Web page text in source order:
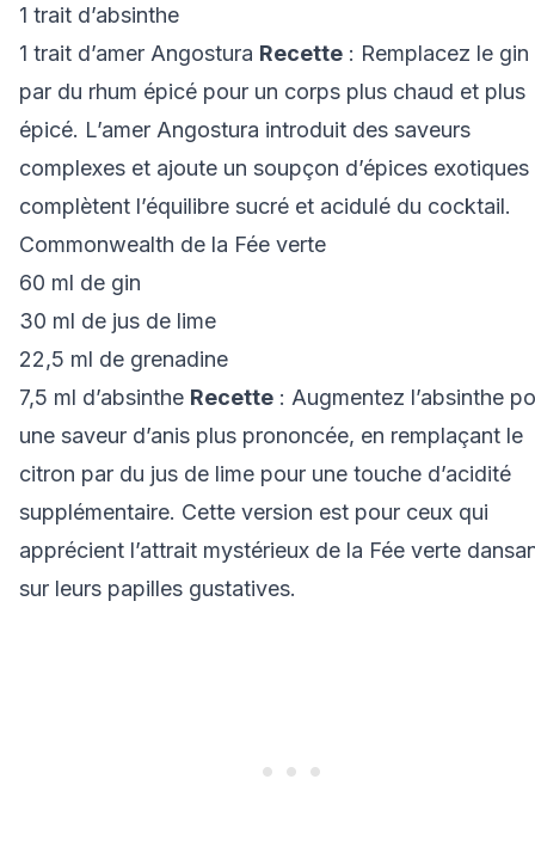
1 trait d’absinthe
1 trait d’amer Angostura Recette : Remplacez le gin
par du rhum épicé pour un corps plus chaud et plus
épicé. L’amer Angostura introduit des saveurs
complexes et ajoute un soupçon d’épices exotiques
complètent l’équilibre sucré et acidulé du cocktail.
Commonwealth de la Fée verte
60 ml de gin
30 ml de jus de lime
22,5 ml de grenadine
7,5 ml d’absinthe Recette : Augmentez l’absinthe
une saveur d’anis plus prononcée, en remplaçant le
citron par du jus de lime pour une touche d’acidité
supplémentaire. Cette version est pour ceux qui
apprécient l’attrait mystérieux de la Fée verte
sur leurs papilles gustatives.